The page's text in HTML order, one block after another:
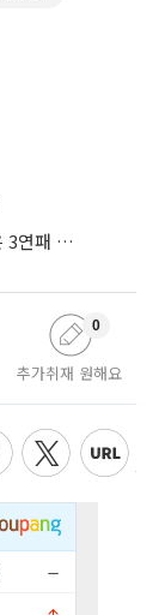
젠지, 풀세트 끝 한화생명 제압⋯한화생명은 3연패 수렁
추가취재 원해요
0